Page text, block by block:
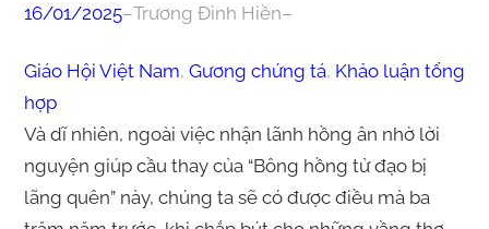
16/01/2025–Trương Đình Hiền–
Giáo Hội Việt Nam, Gương chứng tá, Khảo luận tổng
hợp
Và dĩ nhiên, ngoài việc nhận lãnh hồng ân nhờ lời
nguyện giúp cầu thay của “Bông hồng tử đạo bị
lãng quên” này, chúng ta sẽ có được điều mà ba